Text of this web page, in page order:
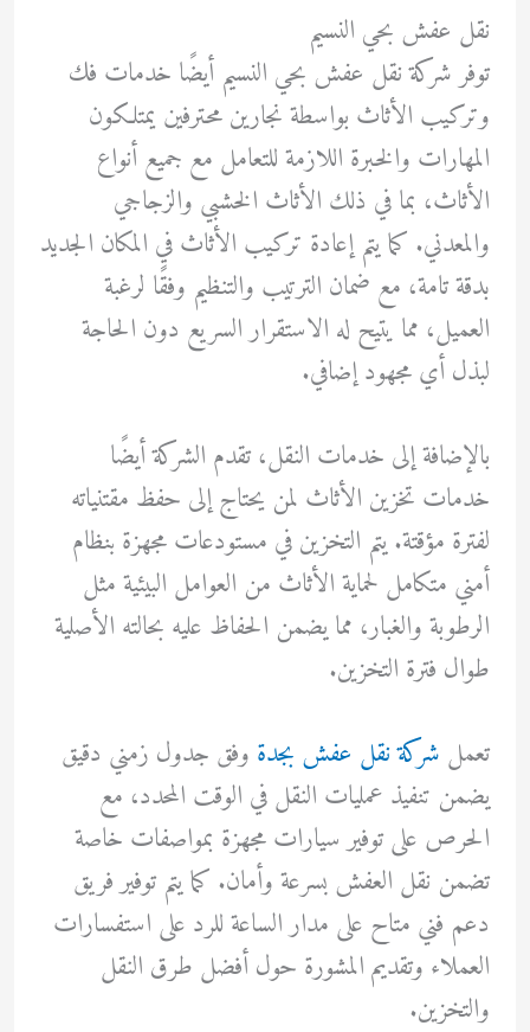
نقل عفش بحي النسيم
توفر شركة نقل عفش بحي النسيم أيضًا خدمات فك
وتركيب الأثاث بواسطة نجارين محترفين يمتلكون
المهارات والخبرة اللازمة للتعامل مع جميع أنواع
الأثاث، بما في ذلك الأثاث الخشبي والزجاجي
والمعدني. كما يتم إعادة تركيب الأثاث في المكان الجديد
بدقة تامة، مع ضمان الترتيب والتنظيم وفقًا لرغبة
العميل، مما يتيح له الاستقرار السريع دون الحاجة
لبذل أي مجهود إضافي.
بالإضافة إلى خدمات النقل، تقدم الشركة أيضًا
خدمات تخزين الأثاث لمن يحتاج إلى حفظ مقتنياته
لفترة مؤقتة. يتم التخزين في مستودعات مجهزة بنظام
أمني متكامل لحماية الأثاث من العوامل البيئية مثل
الرطوبة والغبار، مما يضمن الحفاظ عليه بحالته الأصلية
طوال فترة التخزين.
تعمل شركة نقل عفش بجدة وفق جدول زمني دقيق
يضمن تنفيذ عمليات النقل في الوقت المحدد، مع
الحرص على توفير سيارات مجهزة بمواصفات خاصة
تضمن نقل العفش بسرعة وأمان. كما يتم توفير فريق
دعم فني متاح على مدار الساعة للرد على استفسارات
العملاء وتقديم المشورة حول أفضل طرق النقل
والتخزين.